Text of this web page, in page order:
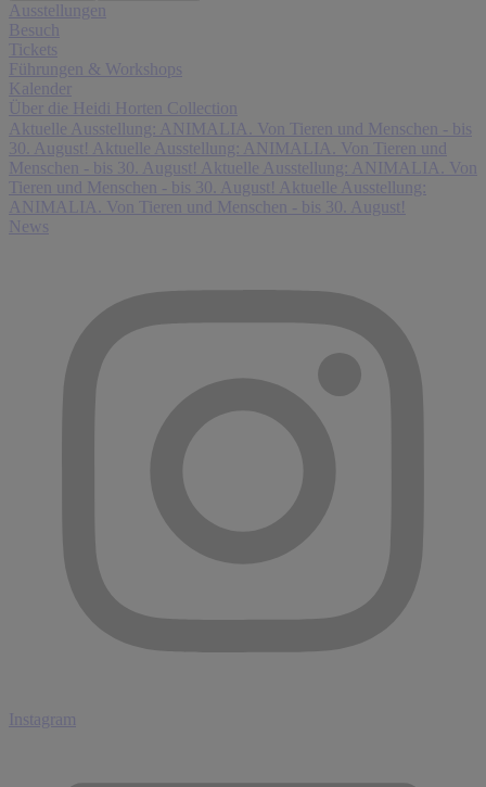
Ausstellungen
Besuch
Tickets
Führungen & Workshops
Kalender
Über die Heidi Horten Collection
Aktuelle Ausstellung: ANIMALIA. Von Tieren und Menschen - bis
30. August! Aktuelle Ausstellung: ANIMALIA. Von Tieren und
Menschen - bis 30. August! Aktuelle Ausstellung: ANIMALIA. Von
Tieren und Menschen - bis 30. August! Aktuelle Ausstellung:
ANIMALIA. Von Tieren und Menschen - bis 30. August!
News
Instagram